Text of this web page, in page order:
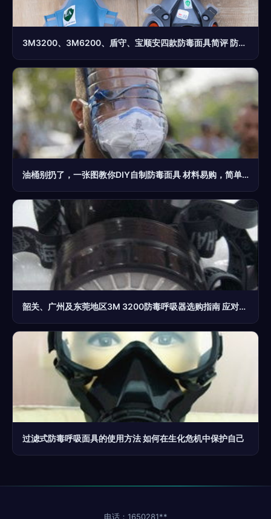
3M3200、3M6200、盾守、宝顺安四款防毒面具简评 防生化防护性能对比
油桶别扔了，一张图教你DIY自制防毒面具 材料易购，简单实用，高层住户有备无患
韶关、广州及东莞地区3M 3200防毒呼吸器选购指南 应对生化与烟尘威胁
过滤式防毒呼吸面具的使用方法 如何在生化危机中保护自己
电话：1650281**